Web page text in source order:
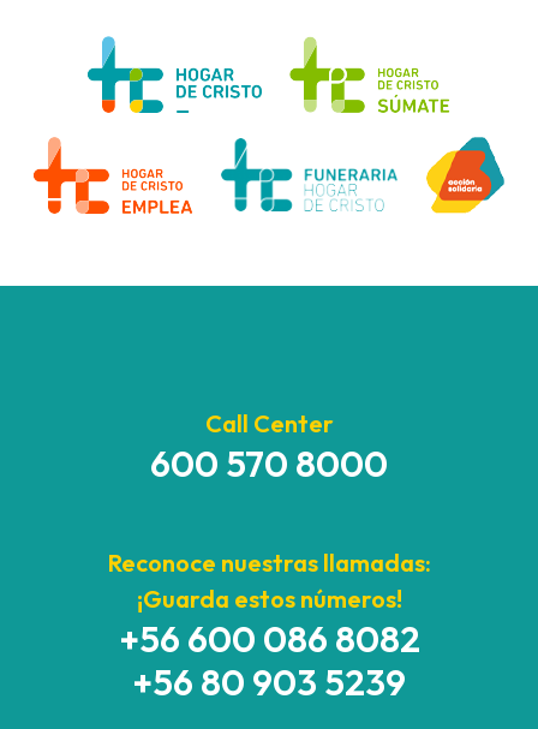
Call Center
600 570 8000
Reconoce nuestras llamadas:
¡Guarda estos números!
+56 600 086 8082
+56 80 903 5239